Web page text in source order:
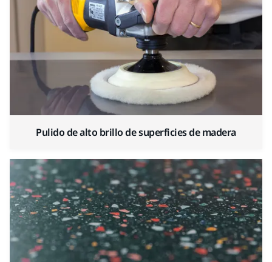
Pulido de alto brillo de superficies de madera